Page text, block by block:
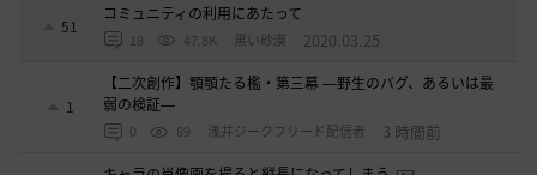
51
コミュニティの利用にあたって
18 47.8K 黒い砂漠 2020.03.25
1
【二次創作】顎顎たる檻・第三幕 ―野生のバグ、あるいは最
弱の検証―
0 89 浅井ジークフリード配信者 3 時間前